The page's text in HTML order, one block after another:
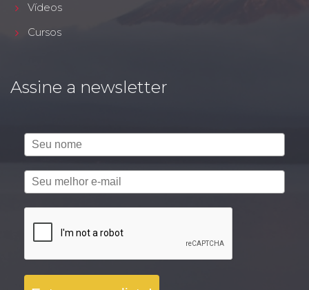
Vídeos
Cursos
Assine a newsletter